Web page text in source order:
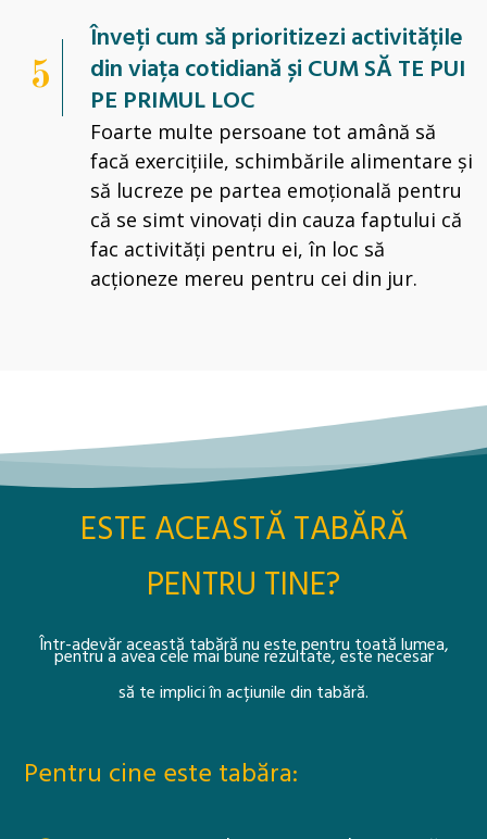
5
Înveți cum să prioritizezi activitățile
din viața cotidiană și CUM SĂ TE PUI
PE PRIMUL LOC
Foarte multe persoane tot amână să
facă exercițiile, schimbările alimentare și
să lucreze pe partea emoțională pentru
că se simt vinovați din cauza faptului că
fac activități pentru ei, în loc să
acționeze mereu pentru cei din jur.
ESTE ACEASTĂ TABĂRĂ
PENTRU TINE?
Într-adevăr această tabără nu este pentru toată lumea,
pentru a avea cele mai bune rezultate, este necesar
să te implici în acțiunile din tabără.
Pentru cine este tabăra: